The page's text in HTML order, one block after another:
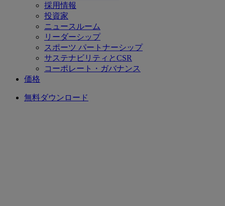
採用情報
投資家
ニュースルーム
リーダーシップ
スポーツ パートナーシップ
サステナビリティとCSR
コーポレート・ガバナンス
価格
無料ダウンロード